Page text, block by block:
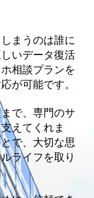
まうのは誰に
いデータ復活
相談プランを
が可能です。
で、専門のサ
えてくれま
で、大切な思
ライフを取り